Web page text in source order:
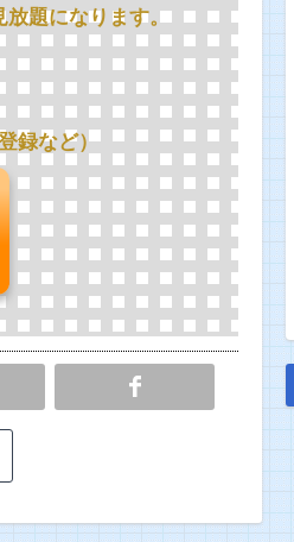
題になります。
録など）